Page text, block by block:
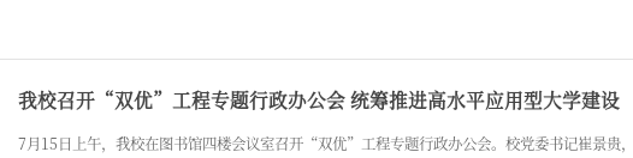
文明建设“党建领航·‘四色’融合”的行动样板。
我校召开“双优”工程专题行政办公会 统筹推进高水平应用型大学建设
7月15日上午，我校在图书馆四楼会议室召开“双优”工程专题行政办公会。校党委书记崔景贵，